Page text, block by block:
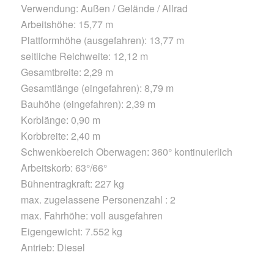
Verwendung: Außen / Gelände / Allrad
Arbeitshöhe: 15,77 m
Plattformhöhe (ausgefahren): 13,77 m
seitliche Reichweite: 12,12 m
Gesamtbreite: 2,29 m
Gesamtlänge (eingefahren): 8,79 m
Bauhöhe (eingefahren): 2,39 m
Korblänge: 0,90 m
Korbbreite: 2,40 m
Schwenkbereich Oberwagen: 360° kontinuierlich
Arbeitskorb: 63°/66°
Bühnentragkraft: 227 kg
max. zugelassene Personenzahl : 2
max. Fahrhöhe: voll ausgefahren
Eigengewicht: 7.552 kg
Antrieb: Diesel